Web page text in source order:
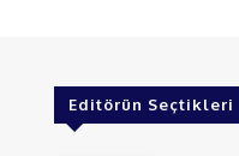
Editörün Seçtikleri